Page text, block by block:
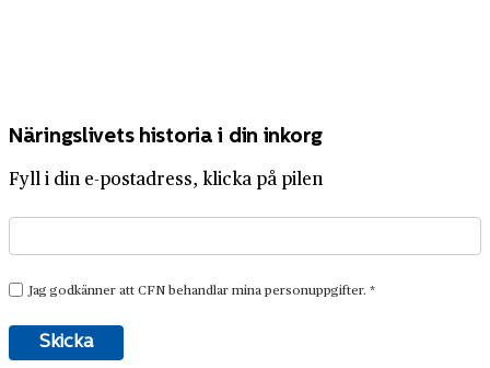
Näringslivets historia i din inkorg
Fyll i din e-postadress, klicka på pilen